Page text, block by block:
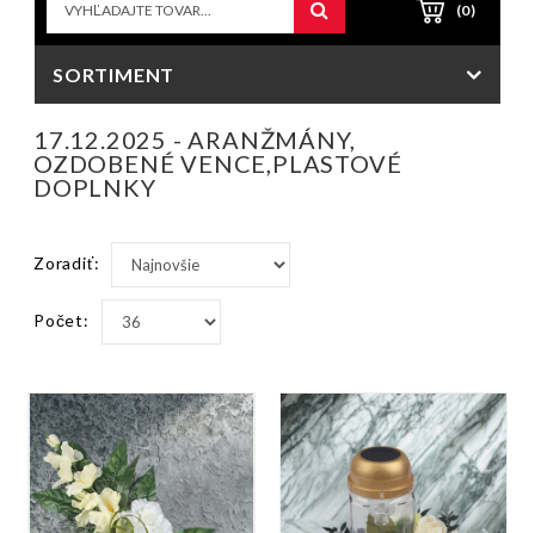
(0)
SORTIMENT
17.12.2025 - ARANŽMÁNY,
OZDOBENÉ VENCE,PLASTOVÉ
DOPLNKY
Zoradiť:
Počet: